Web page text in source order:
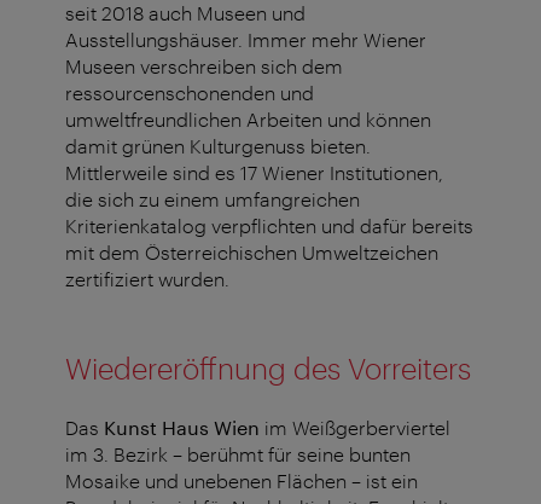
seit 2018 auch Museen und
Ausstellungshäuser. Immer mehr Wiener
Museen verschreiben sich dem
ressourcenschonenden und
umweltfreundlichen Arbeiten und können
damit grünen Kulturgenuss bieten.
Mittlerweile sind es 17 Wiener Institutionen,
die sich zu einem umfangreichen
Kriterienkatalog verpflichten und dafür bereits
mit dem Österreichischen Umweltzeichen
zertifiziert wurden.
Wiedereröffnung des Vorreiters
Das Kunst Haus Wien im Weißgerberviertel
im 3. Bezirk – berühmt für seine bunten
Mosaike und unebenen Flächen – ist ein